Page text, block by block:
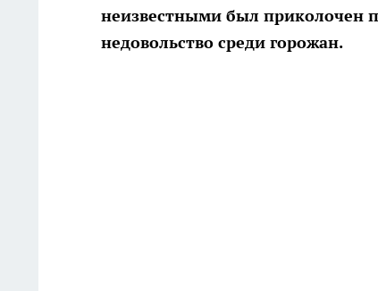
неизвестными был приколочен
недовольство среди горожан.